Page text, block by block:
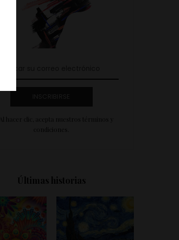
Al hacer clic, acepta nuestros términos y
condiciones.
Últimas historias